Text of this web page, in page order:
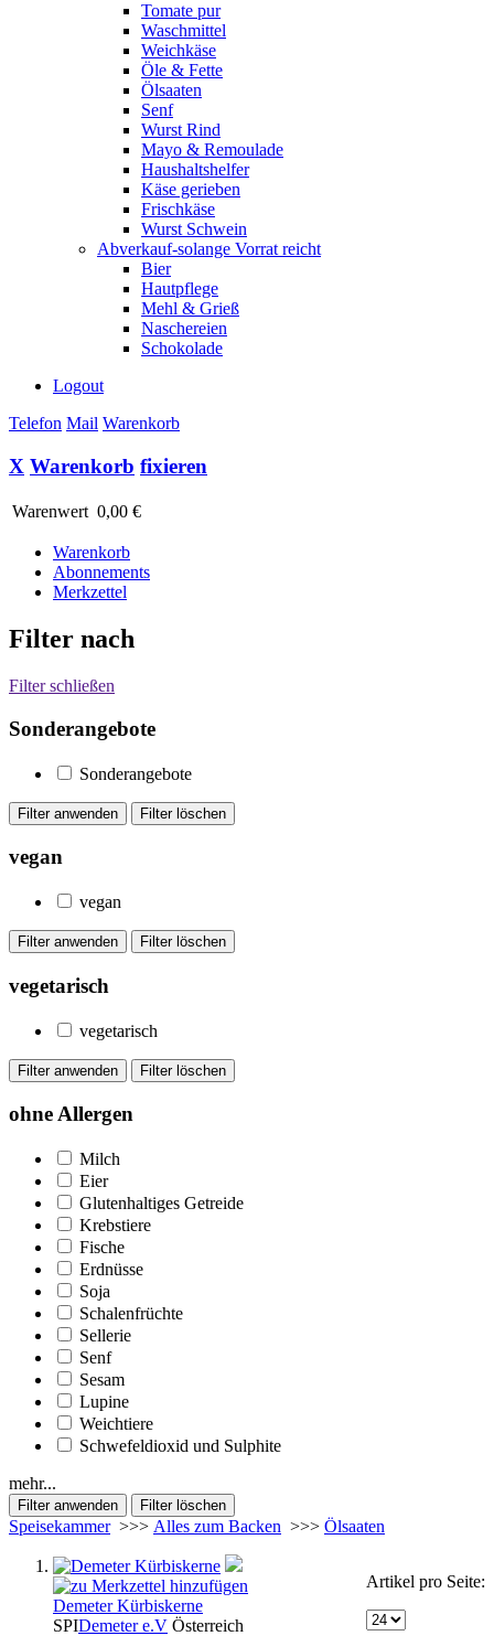
Tomate pur
Waschmittel
Weichkäse
Öle & Fette
Ölsaaten
Senf
Wurst Rind
Mayo & Remoulade
Haushaltshelfer
Käse gerieben
Frischkäse
Wurst Schwein
Abverkauf-solange Vorrat reicht
Bier
Hautpflege
Mehl & Grieß
Naschereien
Schokolade
Logout
Telefon Mail Warenkorb
X Warenkorb fixieren
Warenwert 0,00 €
Warenkorb
Abonnements
Merkzettel
Filter nach
Filter schließen
Sonderangebote
Sonderangebote
vegan
vegan
vegetarisch
vegetarisch
ohne Allergen
Milch
Eier
Glutenhaltiges Getreide
Krebstiere
Fische
Erdnüsse
Soja
Schalenfrüchte
Sellerie
Senf
Sesam
Lupine
Weichtiere
Schwefeldioxid und Sulphite
mehr...
Speisekammer >>> Alles zum Backen >>> Ölsaaten
Artikel pro Seite:
Demeter Kürbiskerne
SPIDemeter e.V Österreich